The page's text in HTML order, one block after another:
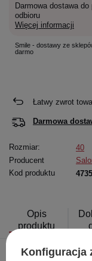
Darmowa dostawa
odbioru
Więcej informacji
Smile - dostawy ze
darmo
Łatwy zwrot
Darmowa
Rozmiar:
40
Producent
Kod produktu
Opis
produktu
Konfiguracja